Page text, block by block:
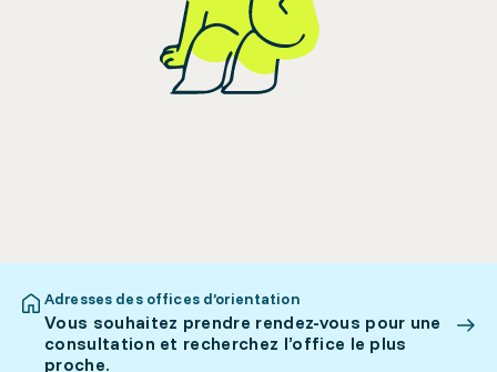
Adresses des offices d’orientation
Vous souhaitez prendre rendez-vous pour une
consultation et recherchez l’office le plus
proche.